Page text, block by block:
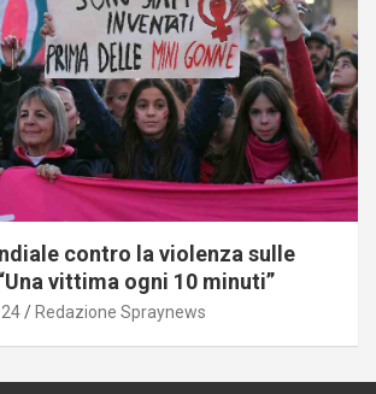
contro la violenza sulle
vittima ogni 10 minuti”
Redazione Spraynews